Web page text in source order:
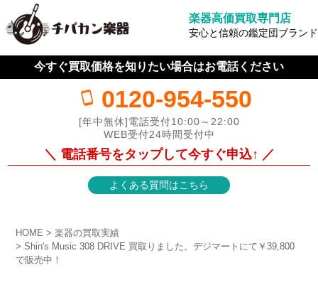
楽器高価買取専門店
安心と信頼の鑑定団ブランド
今すぐ買取価格を知りたい場合はお電話ください
0120-954-550
[年中無休]電話受付10:00～22:00
WEB受付24時間受付中
＼ 電話番号をタップして今すぐ申込↑ ／
よくある質問はこちら
HOME
楽器の買取実績
Shin's Music 308 DRIVE 買取りました。デジマートにて￥39,800
で販売中！